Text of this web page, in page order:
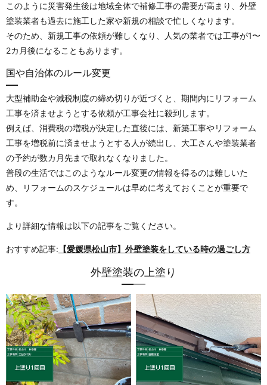
このように災害発生後は地域全体で補修工事の需要が高まり、外壁
塗装業者も過去に施工した家や新規の相談で忙しくなります。
そのため、新規工事の依頼が難しくなり、人気の業者では工事が1〜
2カ月後になることもあります。
国や自治体のルール変更
大型補助金や減税制度の締め切りが近づくと、期間内にリフォーム
工事を済ませようとする依頼が工事会社に殺到します。
例えば、消費税の増税が決定した直後には、新築工事やリフォーム
工事を増税前に済ませようとする人が続出し、大工さんや塗装業者
の予約が数カ月先まで取れなくなりました。
普段の生活ではこのようなルール変更の情報を得るのは難しいた
め、リフォームのスケジュールは早めに考えておくことが重要で
す。
より詳細な情報は以下の記事をご覧ください。
おすすめ記事: 【愛媛県松山市】外壁塗装をしている時の過ごし方
外壁塗装の上塗り